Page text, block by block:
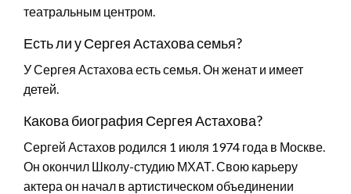
театральным центром.
Есть ли у Сергея Астахова семья?
У Сергея Астахова есть семья. Он женат и имеет
детей.
Какова биография Сергея Астахова?
Сергей Астахов родился 1 июля 1974 года в Москве.
Он окончил Школу-студию МХАТ. Свою карьеру
актера он начал в артистическом объединении